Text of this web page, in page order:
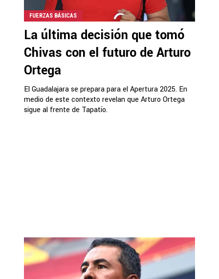
FUERZAS BÁSICAS
La última decisión que tomó
Chivas con el futuro de Arturo
Ortega
El Guadalajara se prepara para el Apertura 2025. En
medio de este contexto revelan que Arturo Ortega
sigue al frente de Tapatío.